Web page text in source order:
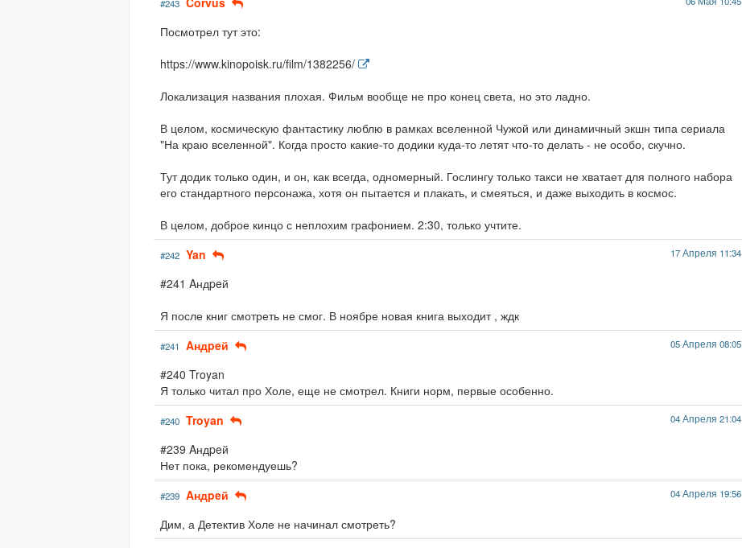
#243
Посмотрел тут это:
https://www.kinopoisk.ru/film/1382256/
Локализация названия плохая. Фильм вообще не про конец света, но это ладно.
В целом, космическую фантастику люблю в рамках вселенной Чужой или динамичный экшн типа сериала
"На краю вселенной". Когда просто какие-то додики куда-то летят что-то делать - не особо, скучно.
Тут додик только один, и он, как всегда, одномерный. Гослингу только такси не хватает для полного набора
его стандартного персонажа, хотя он пытается и плакать, и смеяться, и даже выходить в космос.
В целом, доброе кинцо с неплохим графонием. 2:30, только учтите.
#242 Yan 17 Апреля 11:34
#241 Aндpeй
Я после книг смотреть не смог. В ноябре новая книга выходит , ждк
#241 Aндpeй 05 Апреля 08:05
#240 Troyan
Я только читал про Холе, еще не смотрел. Книги норм, первые особенно.
#240 Troyan 04 Апреля 21:04
#239 Aндpeй
Нет пока, рекомендуешь?
#239 Aндpeй 04 Апреля 19:56
Дим, а Детектив Холе не начинал смотреть?